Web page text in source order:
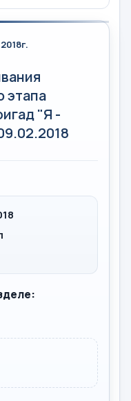
этапа
"Я -